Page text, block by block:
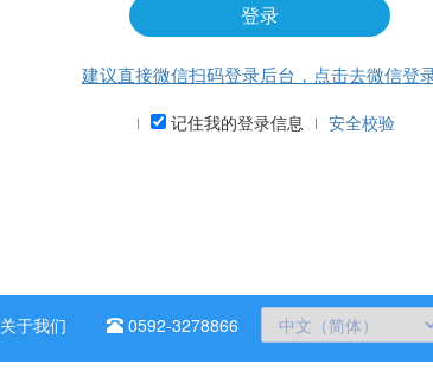
登录
建议直接微信扫码登录后台，点击去微信登
记住我的登录信息 安全校验
关于我们 0592-3278866